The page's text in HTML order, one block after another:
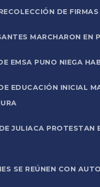
DE
MARCHARON EN
EMSA PUNO NIEGA
EDUCACIÓN INICIAL
JULIACA
SE REÚNEN CON